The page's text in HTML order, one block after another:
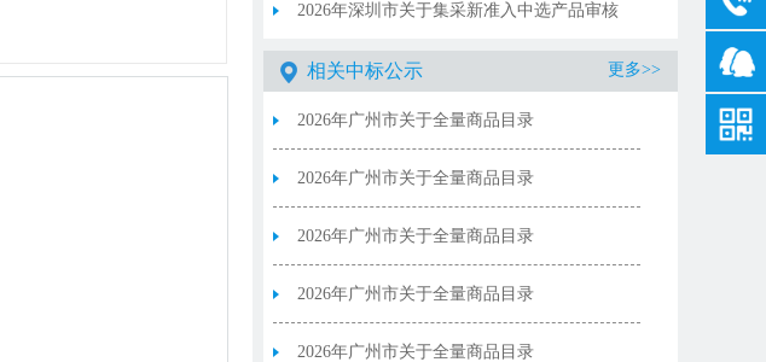
选产品价格调整情况（2026年7月）
2026年深圳市关于集采新准入中选产品审核
结果明细表（2026年7月）
相关中标公示 更多>>
2026年广州市关于全量商品目录
9_20260702（耗材）
2026年广州市关于全量商品目录
9_20260702（试剂）
2026年广州市关于全量商品目录
8_20260702（耗材）
2026年广州市关于全量商品目录
8_20260702（试剂）
2026年广州市关于全量商品目录